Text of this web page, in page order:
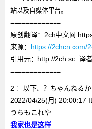
站以及自媒体平台。
=============
原创翻译：2ch中文网
来源： https://2chcn.com/
引用元：http://2ch.sc 译
=============
2 ：以下、？ちゃんねるか
2022/04/25(月) 20:00:17
うちもこれや
我家也是这样